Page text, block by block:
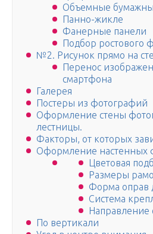
Объемные
Панно-жикле
Фанерные панели
Подбор ростового
№2. Рисунок прямо на
Перенос
смартфона
Галерея
Постеры из фотографий
Оформление стены
лестницы.
Факторы, от которых
Оформление настенных
Цветовая
Размеры
Форма оправ
Система
Направление
По вертикали